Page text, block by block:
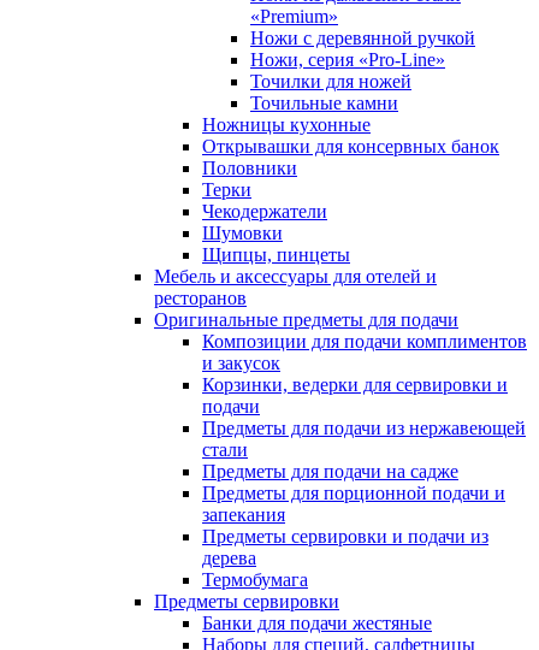
«Premium»
Ножи с деревянной ручкой
Ножи, серия «Pro-Line»
Точилки для ножей
Точильные камни
Ножницы кухонные
Открывашки для консервных банок
Половники
Терки
Чекодержатели
Шумовки
Щипцы, пинцеты
Мебель и аксессуары для отелей и
ресторанов
Оригинальные предметы для подачи
Композиции для подачи комплиментов
и закусок
Корзинки, ведерки для сервировки и
подачи
Предметы для подачи из нержавеющей
стали
Предметы для подачи на садже
Предметы для порционной подачи и
запекания
Предметы сервировки и подачи из
дерева
Термобумага
Предметы сервировки
Банки для подачи жестяные
Наборы для специй, салфетницы